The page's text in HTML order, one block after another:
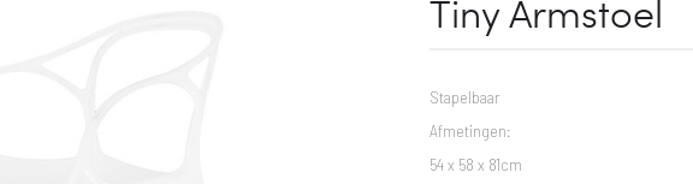
Tiny Armstoel
Stapelbaar
Afmetingen:
54 x 58 x 81cm